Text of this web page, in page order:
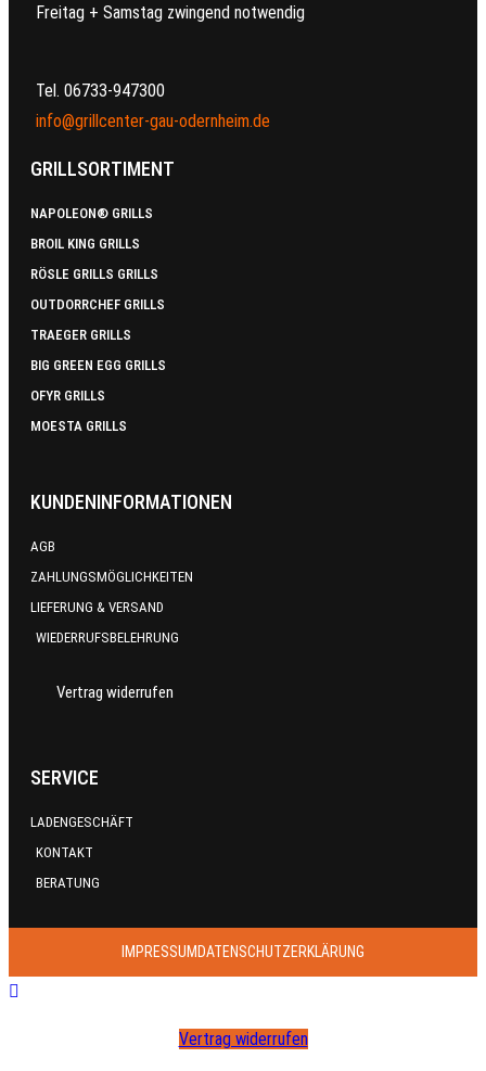
Freitag + Samstag zwingend notwendig
Tel. 06733-947300
info@grillcenter-gau-odernheim.de
GRILLSORTIMENT
NAPOLEON® GRILLS
BROIL KING GRILLS
RÖSLE GRILLS GRILLS
OUTDORRCHEF GRILLS
TRAEGER GRILLS
BIG GREEN EGG GRILLS
OFYR GRILLS
MOESTA GRILLS
KUNDENINFORMATIONEN
AGB
ZAHLUNGSMÖGLICHKEITEN
LIEFERUNG & VERSAND
WIEDERRUFSBELEHRUNG
Vertrag widerrufen
SERVICE
LADENGESCHÄFT
KONTAKT
BERATUNG
IMPRESSUM DATENSCHUTZERKLÄRUNG
Vertrag widerrufen